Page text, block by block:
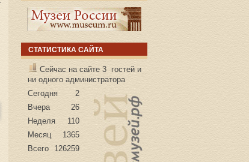
СТАТИСТИКА САЙТА
Сейчас на сайте 3 гостей и
ни одного администратора
Сегодня
2
Вчера
26
Неделя
110
Месяц
1365
Всего
126259